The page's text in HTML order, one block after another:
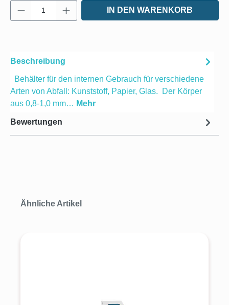
Produkt Anzahl: Gib den gewünschten
IN DEN WARENKORB
Beschreibung
Behälter für den internen Gebrauch für verschiedene
Arten von Abfall: Kunststoff, Papier, Glas. Der Körper
aus 0,8-1,0 mm… Mehr
Bewertungen
Produktgalerie überspringen
Ähnliche Artikel